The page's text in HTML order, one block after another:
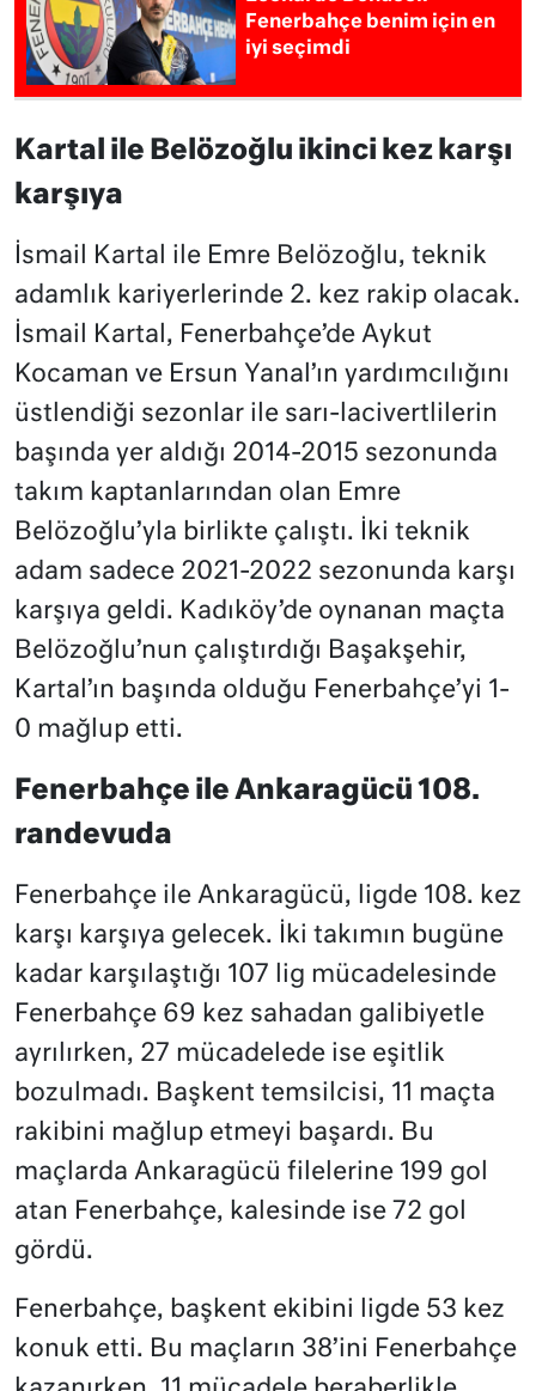
Fenerbahçe benim için en
iyi seçimdi
Kartal ile Belözoğlu ikinci kez karşı
karşıya
İsmail Kartal ile Emre Belözoğlu, teknik
adamlık kariyerlerinde 2. kez rakip olacak.
İsmail Kartal, Fenerbahçe’de Aykut
Kocaman ve Ersun Yanal’ın yardımcılığını
üstlendiği sezonlar ile sarı-lacivertlilerin
başında yer aldığı 2014-2015 sezonunda
takım kaptanlarından olan Emre
Belözoğlu’yla birlikte çalıştı. İki teknik
adam sadece 2021-2022 sezonunda karşı
karşıya geldi. Kadıköy’de oynanan maçta
Belözoğlu’nun çalıştırdığı Başakşehir,
Kartal’ın başında olduğu Fenerbahçe’yi 1-
0 mağlup etti.
Fenerbahçe ile Ankaragücü 108.
randevuda
Fenerbahçe ile Ankaragücü, ligde 108. kez
karşı karşıya gelecek. İki takımın bugüne
kadar karşılaştığı 107 lig mücadelesinde
Fenerbahçe 69 kez sahadan galibiyetle
ayrılırken, 27 mücadelede ise eşitlik
bozulmadı. Başkent temsilcisi, 11 maçta
rakibini mağlup etmeyi başardı. Bu
maçlarda Ankaragücü filelerine 199 gol
atan Fenerbahçe, kalesinde ise 72 gol
gördü.
Fenerbahçe, başkent ekibini ligde 53 kez
konuk etti. Bu maçların 38’ini Fenerbahçe